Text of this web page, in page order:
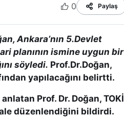
0 Paylaş
Ankara’nın 5.Devlet
planının ismine uygun bir
söyledi. Prof.Dr.Doğan,
yapılacağını belirtti.
Prof. Dr. Doğan, TOKİ
düzenlendiğini bildirdi.